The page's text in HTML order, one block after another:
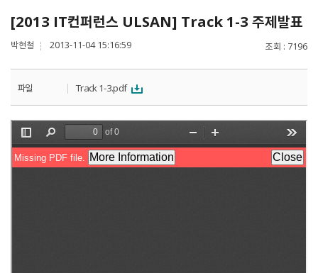
[2013 IT컨퍼런스 ULSAN] Track 1-3 주제발표
조회 7196
박현철 2013-11-04 15:16:59
파일 Track 1-3.pdf